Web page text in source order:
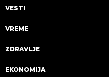
VESTI
VREME
ZDRAVLJE
EKONOMIJA